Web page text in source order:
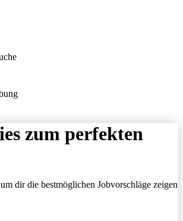
zum perfekten
dir die bestmöglichen Jobvorschläge zeigen